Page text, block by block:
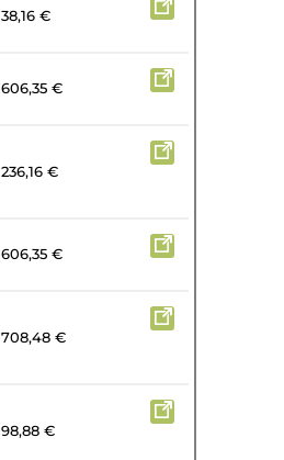
38,16 €
606,35 €
236,16 €
606,35 €
708,48 €
98,88 €